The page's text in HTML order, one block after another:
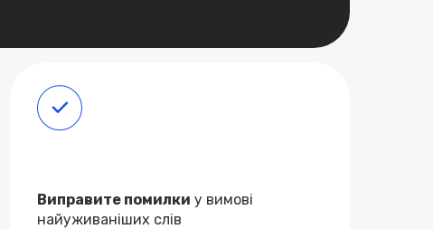
Виправите помилки у вимові
найуживаніших слів